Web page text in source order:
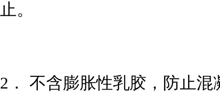
止。
2． 不含膨胀性乳胶，防止